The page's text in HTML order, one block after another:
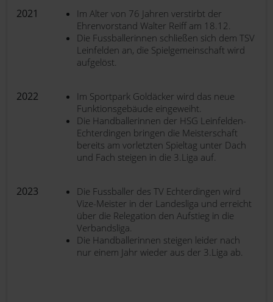
2021
Im Alter von 76 Jahren verstirbt der
Ehrenvorstand Walter Reiff am 18.12.
Die Fussballerinnen schließen sich dem TSV
Leinfelden an, die Spielgemeinschaft wird
aufgelöst.
2022
Im Sportpark Goldäcker wird das neue
Funktionsgebäude eingeweiht.
Die Handballerinnen der HSG Leinfelden-
Echterdingen bringen die Meisterschaft
bereits am vorletzten Spieltag unter Dach
und Fach steigen in die 3.Liga auf.
2023
Die Fussballer des TV Echterdingen wird
Vize-Meister in der Landesliga und erreicht
über die Relegation den Aufstieg in die
Verbandsliga.
Die Handballerinnen steigen leider nach
nur einem Jahr wieder aus der 3.Liga ab.